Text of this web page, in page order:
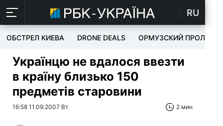
RU
ОБСТРЕЛ КИЕВА DRONE DEALS ОРМУЗСКИЙ ПРОЛИВ
Українцю не вдалося ввезти
в країну близько 150
предметів старовини
16:58 11.09.2007 Вт 2 мин